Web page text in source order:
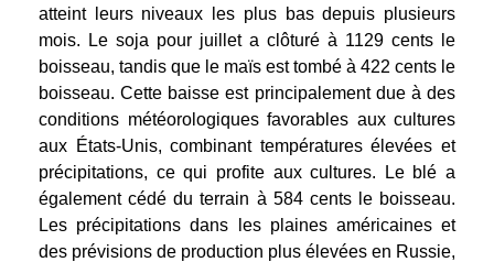
atteint leurs niveaux les plus bas depuis plusieurs
mois. Le soja pour juillet a clôturé à 1129 cents le
boisseau, tandis que le maïs est tombé à 422 cents le
boisseau. Cette baisse est principalement due à des
conditions météorologiques favorables aux cultures
aux États-Unis, combinant températures élevées et
précipitations, ce qui profite aux cultures. Le blé a
également cédé du terrain à 584 cents le boisseau.
Les précipitations dans les plaines américaines et
des prévisions de production plus élevées en Russie,